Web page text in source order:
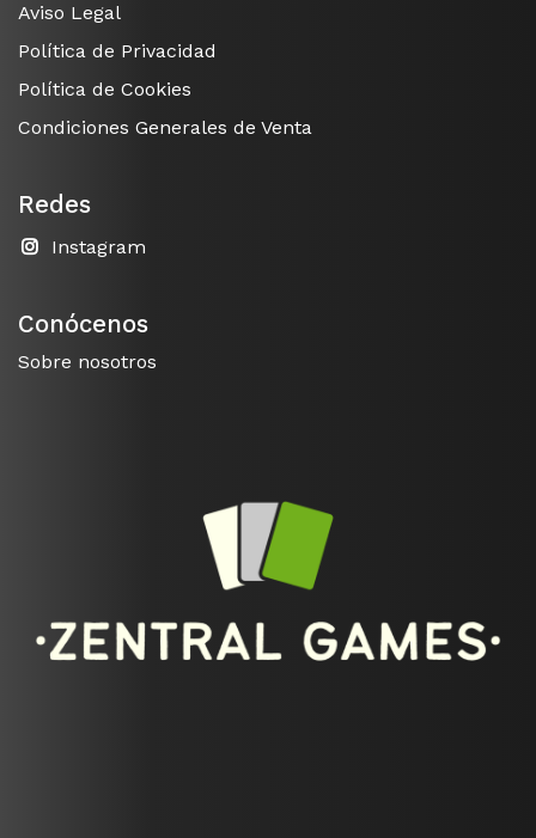
Aviso Legal
Política de Privacidad
Política de Cookies
Condiciones Generales de Venta
Redes
Instagram
Conócenos
Sobre nosotros